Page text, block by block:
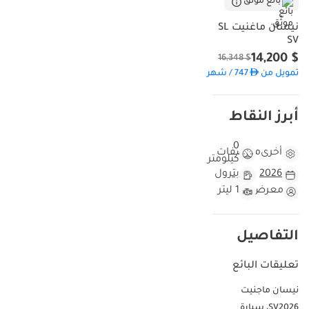
نيسان ماغنيت SL
SV
$ 14,200
$ 16,348
تمويل من
747 / شهر
أبرز النقاط
أخرىمواصفات
0
كيلومتر
2026
بترول
معرض
1 ليتر
التفاصيل
تعليقات البائع
نيسان ماجنيت
لمستخدمي السيارات اليومية، يُقدّم هذا الطراز توازنًا مثاليًا بين مزايا
سيارات الكروس أوفر العملية واقتصاد السيارات الصغيرة. وباعتبارها من
من القيادة المريحة قبل الحاجة إلى أولى عمليات الصيانة الرئيسية. حجمها
الصغير يجعلها مثالية للتنقل في مواقف السيارات الضيقة في دبي مارينا
بأعلى معايير السلامة في فئتها، تُعدّ هذه السيارة حاليًا من أفضل الخيارات
مقارنة هذه السيارة بسيارات ماجنيت الأخرى لعام 2026
العديد من الطرازات المماثلة في سوق دول مجلس التعاون الخليجي تُطرح
هذه، الجاهزة للسوق الخاص، تُعد خيارًا أكثر تميزًا للمالك الفردي. يُمثل
اختيار اللون الفريد خروجًا جريئًا عن اللونين الأبيض والفضي السائدين في
بالمراكز التجارية، ويجعلها أكثر جاذبية لشريحة محددة من المشترين
الشباب عند إعادة البيع. ولأنها طراز جديد كليًا، فهي مزودة بأحدث البرامج